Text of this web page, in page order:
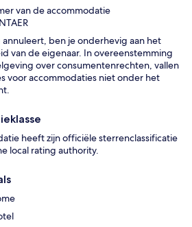
van de accommodatie
annuleert, ben je onderhevig aan het
van de eigenaar. In overeenstemming
over consumentenrechten, vallen
voor accommodaties niet onder het
heeft zijn officiële sterrenclassificatie
local rating authority.